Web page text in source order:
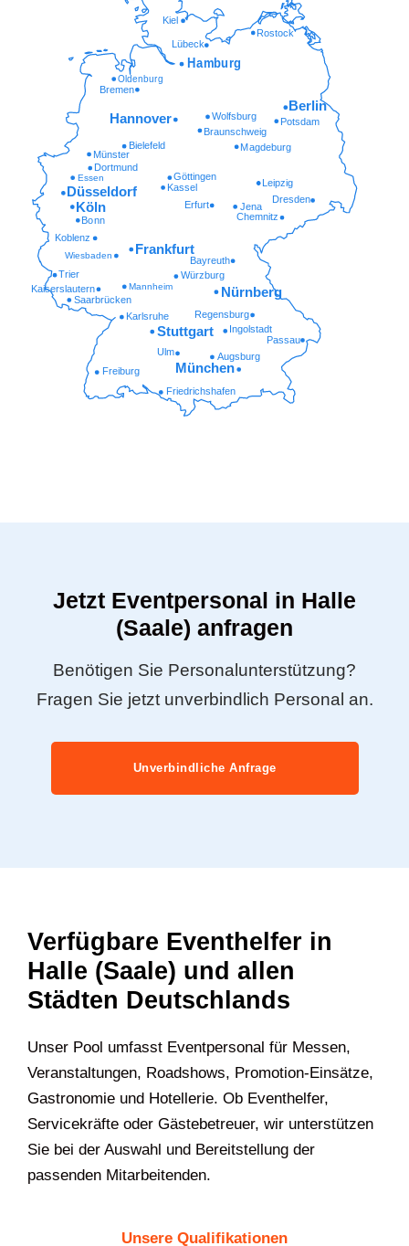
Friedrichshafen
Freiburg
Augsburg
Ulm
Passau
Ingolstadt
Regensburg
Karlsruhe
Saarbrücken
Kaiserslautern Mannheim
Würzburg
Trier
Wiesbaden Bayreuth
Koblenz
Chemnitz
Bonn
Erfurt Jena
Dresden
Kassel
Göttingen
Essen
Dortmund
Münster
Magdeburg
Bielefeld
Braunschweig
Potsdam
Wolfsburg
Oldenburg
Lübeck
Rostock
Kiel
München
Stuttgart
Nürnberg
Frankfurt
Köln
Düsseldorf
Leipzig
Hannover
Berlin
Bremen
Hamburg
Jetzt Eventpersonal in Halle
(Saale) anfragen
Benötigen Sie Personalunterstützung?
Fragen Sie jetzt unverbindlich Personal an.
Unverbindliche Anfrage
Verfügbare Eventhelfer in
Halle (Saale) und allen
Städten Deutschlands
Unser Pool umfasst Eventpersonal für Messen,
Veranstaltungen, Roadshows, Promotion-Einsätze,
Gastronomie und Hotellerie. Ob Eventhelfer,
Servicekräfte oder Gästebetreuer, wir unterstützen
Sie bei der Auswahl und Bereitstellung der
passenden Mitarbeitenden.
Unsere Qualifikationen